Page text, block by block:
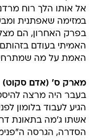
אל אותו הלך רוח
במזימה שאפתנית
בפרק האחרון, הם
האמיתי בעודם
האמת על מה שמתרחש
מארק ס' (אדם סקוט)
בעבר היה מרצה
הגיע לעבוד בלומון
אשתו ג'מה בתאונת
הסדרה, הגרסה